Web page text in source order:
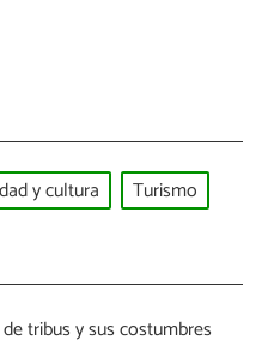
y cultura Turismo
tribus y sus costumbres